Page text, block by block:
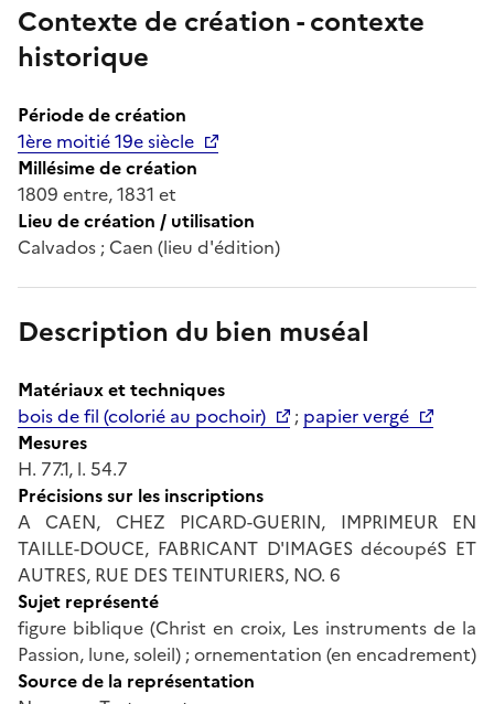
Contexte de création - contexte
historique
Période de création
1ère moitié 19e siècle
Millésime de création
1809 entre, 1831 et
Lieu de création / utilisation
Calvados ; Caen (lieu d'édition)
Description du bien muséal
Matériaux et techniques
bois de fil (colorié au pochoir)
; papier vergé
Mesures
H. 77.1, l. 54.7
Précisions sur les inscriptions
A CAEN, CHEZ PICARD-GUERIN, IMPRIMEUR EN
TAILLE-DOUCE, FABRICANT D'IMAGES découpéS ET
AUTRES, RUE DES TEINTURIERS, NO. 6
Sujet représenté
figure biblique (Christ en croix, Les instruments de la
Passion, lune, soleil) ; ornementation (en encadrement)
Source de la représentation